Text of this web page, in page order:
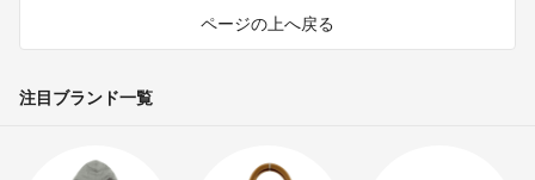
ページの上へ戻る
注目ブランド一覧